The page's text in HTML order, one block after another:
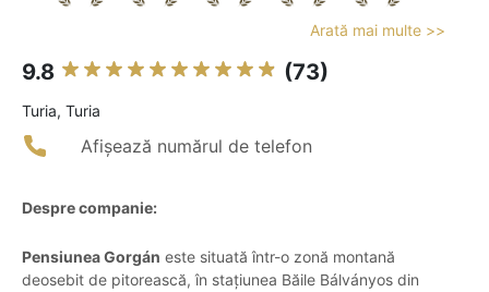
Arată mai multe >>
9.8 (73)
Turia, Turia
Afișează numărul de telefon
Despre companie:
Pensiunea Gorgán este situată într-o zonă montană
deosebit de pitorească, în stațiunea Băile Bálványos din